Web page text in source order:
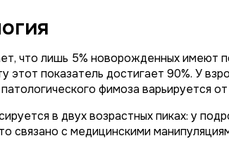
что лишь 5% новорожденных имеют
этот показатель достигает 90%. У
фимоза варьируется
в двух возрастных пиках: у
связано с медицинскими